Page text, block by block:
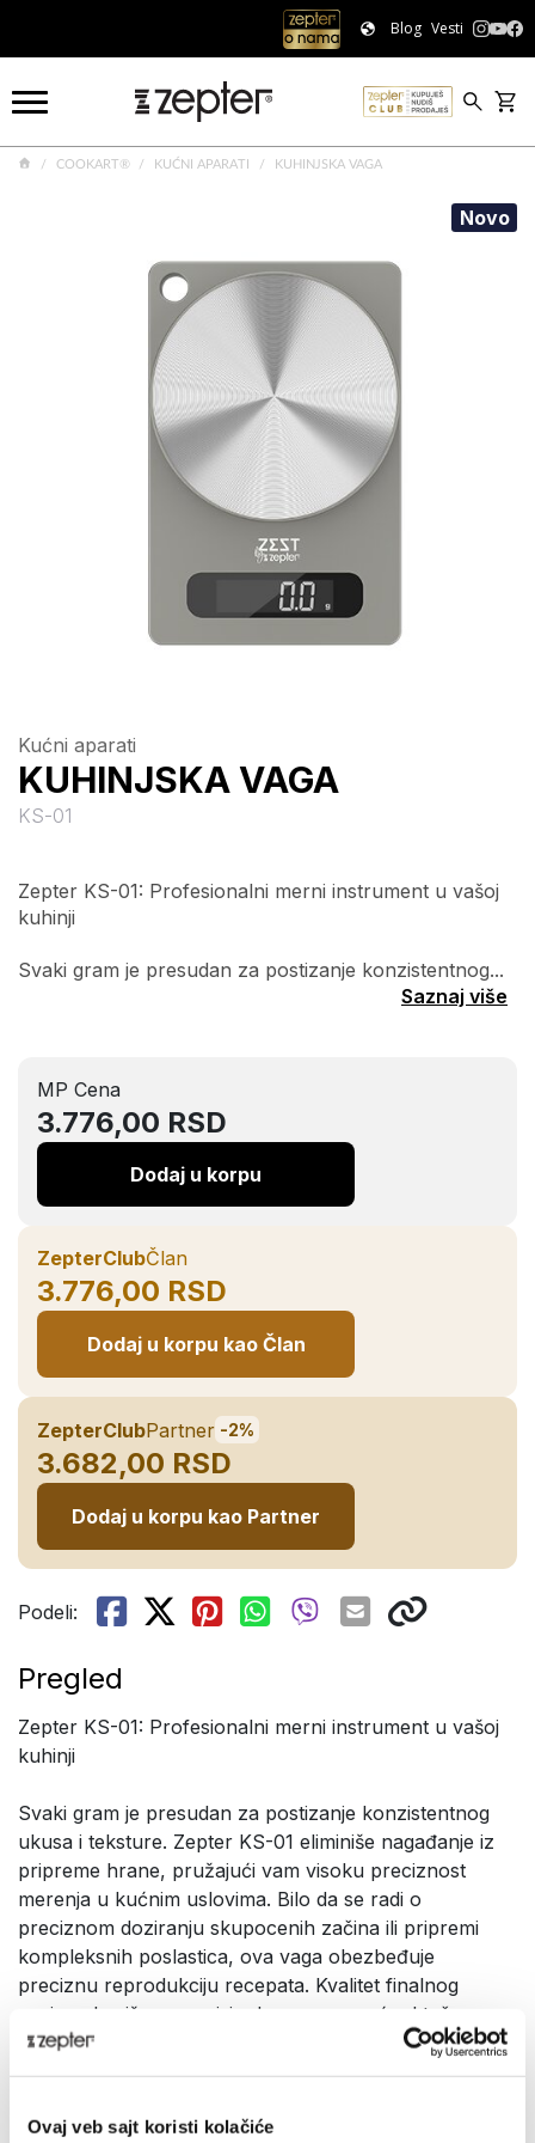
Ovaj veb sajt koristi kolačiće
Blog Vesti
COOKART® KUĆNI APARATI KUHINJSKA VAGA
Novo
Kućni aparati
KUHINJSKA VAGA
KS-01
Zepter KS-01: Profesionalni merni instrument u vašoj
kuhinji
Svaki gram je presudan za postizanje konzistentnog...
Saznaj više
MP Cena
3.776,00 RSD
Dodaj u korpu
ZepterClubČlan
3.776,00 RSD
Dodaj u korpu kao Član
ZepterClubPartner -2%
3.682,00 RSD
Dodaj u korpu kao Partner
Podeli:
Pregled
Zepter KS-01: Profesionalni merni instrument u vašoj
kuhinji
Svaki gram je presudan za postizanje konzistentnog
ukusa i teksture. Zepter KS-01 eliminiše nagađanje iz
pripreme hrane, pružajući vam visoku preciznost
merenja u kućnim uslovima. Bilo da se radi o
preciznom doziranju skupocenih začina ili pripremi
kompleksnih poslastica, ova vaga obezbeđuje
preciznu reprodukciju recepata. Kvalitet finalnog
proizvoda više ne zavisi od procene, već od tačno
izmerenih vrednosti.